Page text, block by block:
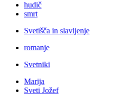
hudič
smrt
Svetišča in slavljenje
romanje
Svetniki
Marija
Sveti Jožef